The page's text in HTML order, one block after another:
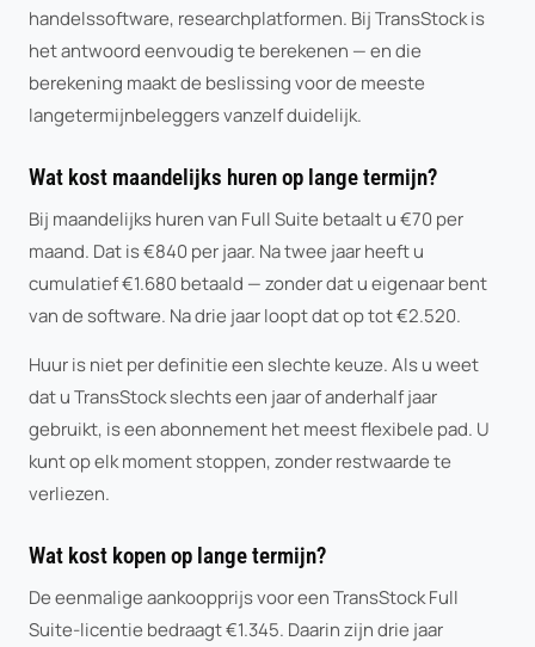
handelssoftware, researchplatformen. Bij TransStock is
het antwoord eenvoudig te berekenen — en die
berekening maakt de beslissing voor de meeste
langetermijnbeleggers vanzelf duidelijk.
Wat kost maandelijks huren op lange termijn?
Bij maandelijks huren van Full Suite betaalt u €70 per
maand. Dat is €840 per jaar. Na twee jaar heeft u
cumulatief €1.680 betaald — zonder dat u eigenaar bent
van de software. Na drie jaar loopt dat op tot €2.520.
Huur is niet per definitie een slechte keuze. Als u weet
dat u TransStock slechts een jaar of anderhalf jaar
gebruikt, is een abonnement het meest flexibele pad. U
kunt op elk moment stoppen, zonder restwaarde te
verliezen.
Wat kost kopen op lange termijn?
De eenmalige aankoopprijs voor een TransStock Full
Suite-licentie bedraagt €1.345. Daarin zijn drie jaar